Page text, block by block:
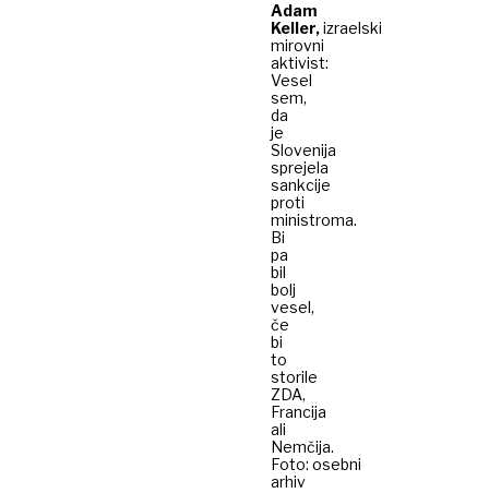
Adam
Keller,izraelski
mirovni
aktivist:
Vesel
sem,
da
je
Slovenija
sprejela
sankcije
proti
ministroma.
Bi
pa
bil
bolj
vesel,
če
bi
to
storile
ZDA,
Francija
ali
Nemčija.
Foto: osebni
arhiv